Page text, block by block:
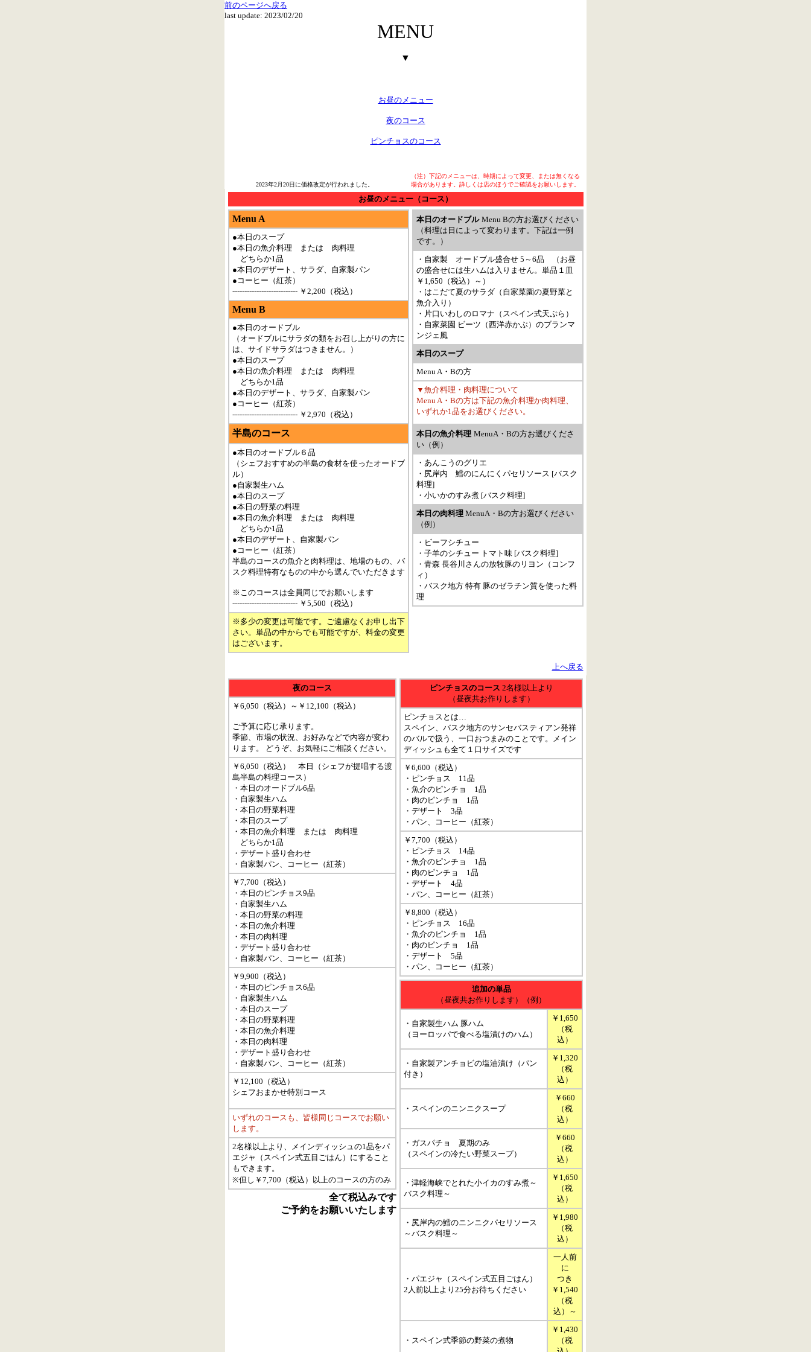
前のページへ戻る
last update: 2023/02/20
MENU
▼
お昼のメニュー
夜のコース
ピンチョスのコース
2023年2月20日に価格改定が行われました。
（注）下記のメニューは、時期によって変更、または無くなる
場合があります。詳しくは店のほうでご確認をお願いします。
お昼のメニュー（コース）
Menu A
●本日のスープ
●本日の魚介料理 または 肉料理
どちらか1品
●本日のデザート、サラダ、自家製パン
●コーヒー（紅茶）
--------------------------- ￥2,200（税込）
Menu B
●本日のオードブル
（オードブルにサラダの類をお召し上がりの方に
は、サイドサラダはつきません。）
●本日のスープ
●本日の魚介料理 または 肉料理
どちらか1品
●本日のデザート、サラダ、自家製パン
●コーヒー（紅茶）
--------------------------- ￥2,970（税込）
半島のコース
●本日のオードブル６品
（シェフおすすめの半島の食材を使ったオードブ
ル）
●自家製生ハム
●本日のスープ
●本日の野菜の料理
●本日の魚介料理 または 肉料理
どちらか1品
●本日のデザート、自家製パン
●コーヒー（紅茶）
半島のコースの魚介と肉料理は、地場のもの、バ
スク料理特有なものの中から選んでいただきます
※このコースは全員同じでお願いします
--------------------------- ￥5,500（税込）
※多少の変更は可能です。ご遠慮なくお申し出下
さい。単品の中からでも可能ですが、料金の変更
はございます。
本日のオードブル Menu Bの方お選びください
（料理は日によって変わります。下記は一例
です。）
・自家製 オードブル盛合せ 5～6品 （お昼
の盛合せには生ハムは入りません。単品１皿
￥1,650（税込）～）
・はこだて夏のサラダ（自家菜園の夏野菜と
魚介入り）
・片口いわしのロマナ（スペイン式天ぷら）
・自家菜園 ビーツ（西洋赤かぶ）のブランマ
ンジェ風
本日のスープ
Menu A・Bの方
▼魚介料理・肉料理について
Menu A・Bの方は下記の魚介料理か肉料理、
いずれか1品をお選びください。
本日の魚介料理 MenuA・Bの方お選びくださ
い（例）
・あんこうのグリエ
・尻岸内 鱈のにんにくパセリソース [バスク
料理]
・小いかのすみ煮 [バスク料理]
本日の肉料理 MenuA・Bの方お選びください
（例）
・ビーフシチュー
・子羊のシチュー トマト味 [バスク料理]
・青森 長谷川さんの放牧豚のリヨン（コンフ
ィ）
・バスク地方 特有 豚のゼラチン質を使った料
理
上へ戻る
夜のコース
￥6,050（税込）～￥12,100（税込）
ご予算に応じ承ります。
季節、市場の状況、お好みなどで内容が変わ
ります。 どうぞ、お気軽にご相談ください。
￥6,050（税込） 本日（シェフが提唱する渡
島半島の料理コース）
・本日のオードブル6品
・自家製生ハム
・本日の野菜料理
・本日のスープ
・本日の魚介料理 または 肉料理
どちらか1品
・デザート盛り合わせ
・自家製パン、コーヒー（紅茶）
￥7,700（税込）
・本日のピンチョス9品
・自家製生ハム
・本日の野菜の料理
・本日の魚介料理
・本日の肉料理
・デザート盛り合わせ
・自家製パン、コーヒー（紅茶）
￥9,900（税込）
・本日のピンチョス6品
・自家製生ハム
・本日のスープ
・本日の野菜料理
・本日の魚介料理
・本日の肉料理
・デザート盛り合わせ
・自家製パン、コーヒー（紅茶）
￥12,100（税込）
シェフおまかせ特別コース
いずれのコースも、皆様同じコースでお願い
します。
2名様以上より、メインディッシュの1品をパ
エジャ（スペイン式五目ごはん）にすること
もできます。
※但し￥7,700（税込）以上のコースの方のみ
全て税込みです
ご予約をお願いいたします
ピンチョスのコース 2名様以上より
（昼夜共お作りします）
ピンチョスとは…
スペイン、バスク地方のサンセバスティアン発祥
のバルで扱う、一口おつまみのことです。メイン
ディッシュも全て１口サイズです
￥6,600（税込）
・ピンチョス 11品
・魚介のピンチョ 1品
・肉のピンチョ 1品
・デザート 3品
・パン、コーヒー（紅茶）
￥7,700（税込）
・ピンチョス 14品
・魚介のピンチョ 1品
・肉のピンチョ 1品
・デザート 4品
・パン、コーヒー（紅茶）
￥8,800（税込）
・ピンチョス 16品
・魚介のピンチョ 1品
・肉のピンチョ 1品
・デザート 5品
・パン、コーヒー（紅茶）
追加の単品
（昼夜共お作りします）（例）
・自家製生ハム 豚ハム
（ヨーロッパで食べる塩漬けのハム）
￥1,650
（税
込）
・自家製アンチョビの塩油漬け（パン
付き）
￥1,320
（税
込）
・スペインのニンニクスープ
￥660
（税
込）
・ガスパチョ 夏期のみ
（スペインの冷たい野菜スープ）
￥660
（税
込）
・津軽海峡でとれた小イカのすみ煮～
バスク料理～
￥1,650
（税
込）
・尻岸内の鱈のニンニクパセリソース
～バスク料理～
￥1,980
（税
込）
・パエジャ（スペイン式五目ごはん）
2人前以上より25分お待ちください
一人前
に
つき
￥1,540
（税
込）～
・スペイン式季節の野菜の煮物
￥1,430
（税